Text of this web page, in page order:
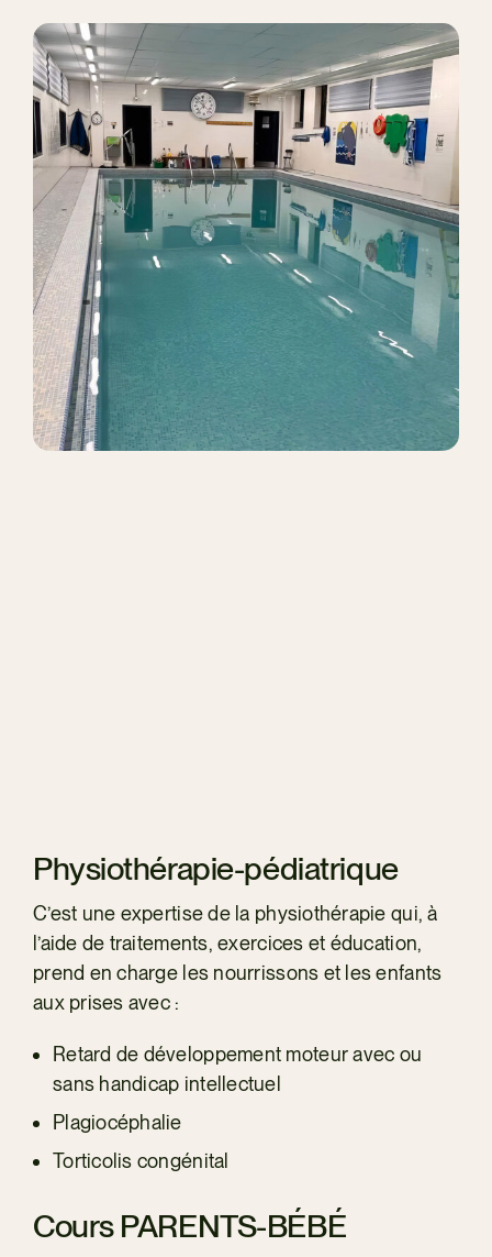
Physiothérapie-pédiatrique
C’est une expertise de la physiothérapie qui, à
l’aide de traitements, exercices et éducation,
prend en charge les nourrissons et les enfants
aux prises avec :
Retard de développement moteur avec ou
sans handicap intellectuel
Plagiocéphalie
Torticolis congénital
Cours PARENTS-BÉBÉ